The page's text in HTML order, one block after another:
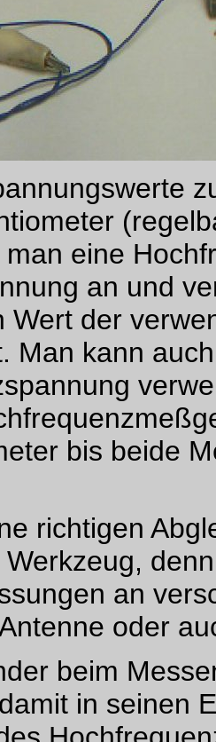
eine
an und
Wert der
Man kann
bis beide
richtigen
an
oder
beim
in seinen